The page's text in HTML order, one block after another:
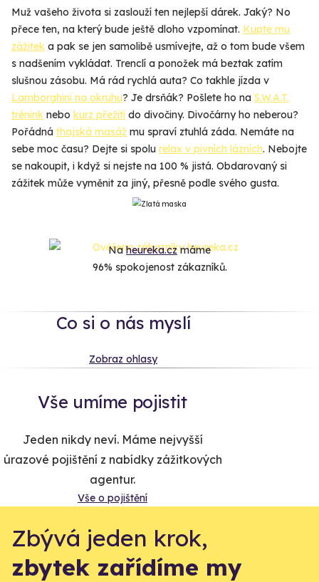
Muž vašeho života si zaslouží ten nejlepší dárek. Jaký? No
přece ten, na který bude ještě dloho vzpomínat. Kupte mu
zážitek a pak se jen samolibě usmívejte, až o tom bude všem
s nadšením vykládat. Trenclí a ponožek má beztak zatím
slušnou zásobu. Má rád rychlá auta? Co takhle jízda v
Lamborghini na okruhu? Je drsňák? Pošlete ho na S.W.A.T.
trénink nebo kurz přežití do divočiny. Divočárny ho neberou?
Pořádná thajská masáž mu spraví ztuhlá záda. Nemáte na
sebe moc času? Dejte si spolu relax v pivních lázních. Nebojte
se nakoupit, i když si nejste na 100 % jistá. Obdarovaný si
zážitek může vyměnit za jiný, přesně podle svého gusta.
Naheureka.czmáme
96% spokojenost zákazníků.
Co si o nás myslí
Zobraz ohlasy
Vše umíme pojistit
Jeden nikdy neví. Máme nejvyšší
úrazové pojištění z nabídky zážitkových
agentur.
Vše o pojištění
Zbývá jeden krok,
zbytek zařídíme my